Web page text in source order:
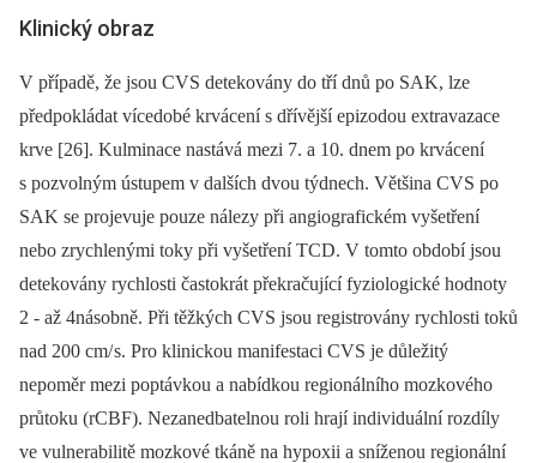
Klinický obraz
V případě, že jsou CVS detekovány do tří dnů po SAK, lze
předpokládat vícedobé krvácení s dřívější epizodou extravazace
krve [26]. Kulminace nastává mezi 7. a 10. dnem po krvácení
s pozvolným ústupem v dalších dvou týdnech. Většina CVS po
SAK se projevuje pouze nálezy při angiografickém vyšetření
nebo zrychlenými toky při vyšetření TCD. V tomto období jsou
detekovány rychlosti častokrát překračující fyziologické hodnoty
2 -⁠ až 4násobně. Při těžkých CVS jsou registrovány rychlosti toků
nad 200 cm/ s. Pro klinickou manifestaci CVS je důležitý
nepoměr mezi poptávkou a nabídkou regionálního mozkového
průtoku (rCBF). Nezanedbatelnou roli hrají individuální rozdíly
ve vulnerabilitě mozkové tkáně na hypoxii a sníženou regionální